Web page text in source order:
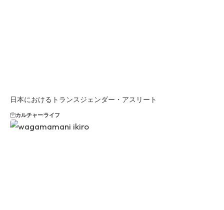
日本におけるトランスジェンダー・アスリート
カルチャーライフ